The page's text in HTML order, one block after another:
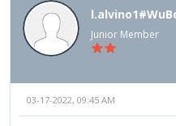
Junior Member
03-17-2022, 09:45 AM